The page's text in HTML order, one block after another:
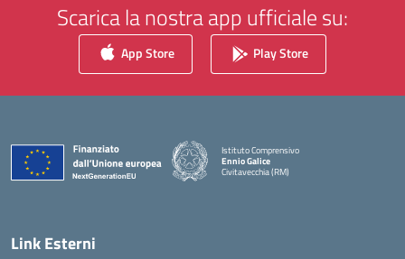
Scarica la nostra app ufficiale su:
App Store Play Store
Istituto Comprensivo
Ennio Galice
Civitavecchia (RM)
Link Esterni